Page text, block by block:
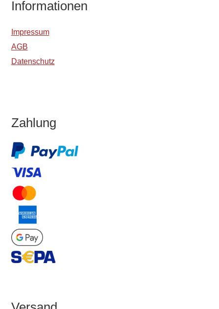
Informationen
Impressum
AGB
Datenschutz
Zahlung